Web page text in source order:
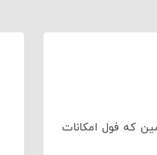
لپاسرکه به مساحت ۱۴۰ متر بنا و ۲۰۰۰ متر زمین که فول امکانات